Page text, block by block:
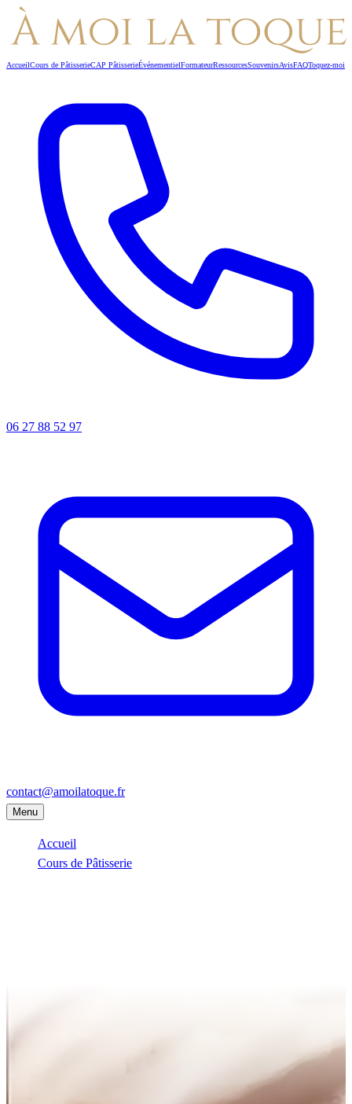
AccueilCours de PâtisserieCAP PâtisserieÉvénementielFormateurRessourcesSouvenirsAvisFAQToquez-moi
06 27 88 52 97
contact@amoilatoque.fr
Menu
Accueil
Cours de Pâtisserie